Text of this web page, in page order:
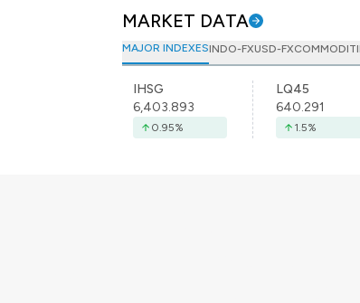
MARKET DATA
MAJOR INDEXESINDO-FXUSD-FX
IHSG
6,403.893
0.95%
LQ45
640.291
1.5%